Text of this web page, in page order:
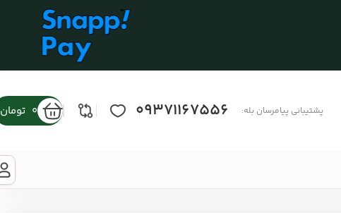
پشتیبانی پیامرسان بله: 09371167556
0 تومان